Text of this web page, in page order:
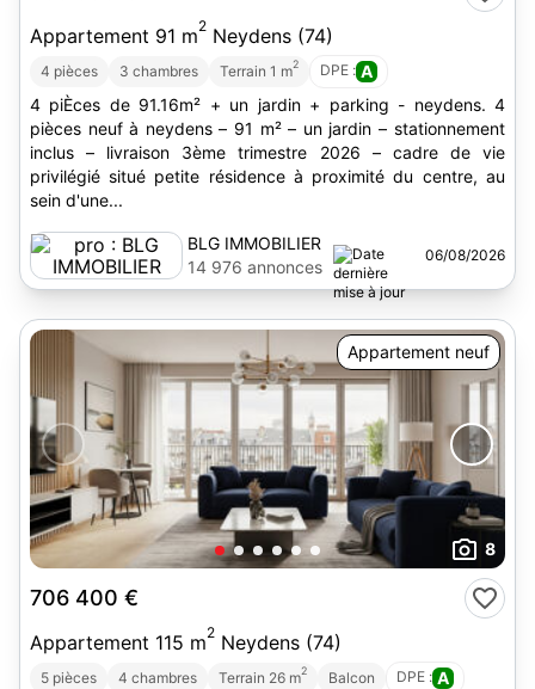
Appartement 91 m2 Neydens (74)
4 pièces 3 chambres Terrain 1 m2 DPE : A
4 piÈces de 91.16m² + un jardin + parking - neydens. 4
pièces neuf à neydens – 91 m² – un jardin – stationnement
inclus – livraison 3ème trimestre 2026 – cadre de vie
privilégié situé petite résidence à proximité du centre, au
sein d'une...
BLG IMMOBILIER
14 976 annonces
06/08/2026
Appartement neuf
8
706 400 €
Appartement 115 m2 Neydens (74)
5 pièces 4 chambres Terrain 26 m2 Balcon DPE : A